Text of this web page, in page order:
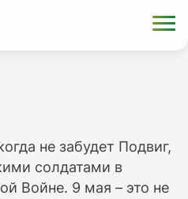
не забудет Подвиг,
солдатами в
Войне. 9 мая – это не